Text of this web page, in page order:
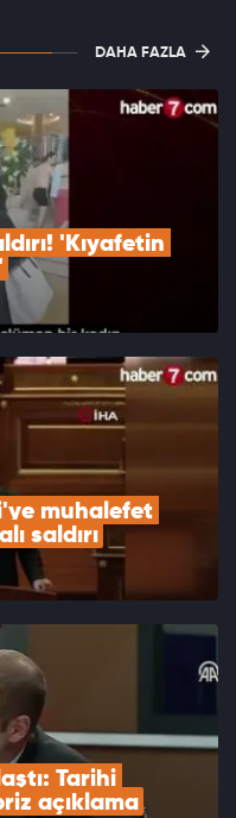
DAHA FAZLA
'Kıyafetin
muhalefet
saldırı
Tarihi
açıklama